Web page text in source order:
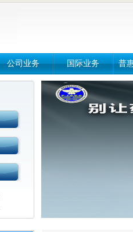
公司业务 国际业务 普